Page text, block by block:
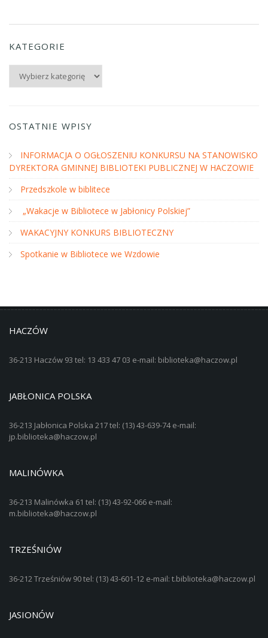
KATEGORIE
Kategorie
OSTATNIE WPISY
INFORMACJA O OGŁOSZENIU KONKURSU NA STANOWISKO
DYREKTORA GMINNEJ BIBLIOTEKI PUBLICZNEJ W HACZOWIE
Przedszkole w biblitece
„Wakacje w Bibliotece w Jabłonicy Polskiej”
WAKACYJNY KONKURS BIBLIOTECZNY
Spotkanie w Bibliotece we Wzdowie
HACZÓW
36-213 Haczów 93 tel: 13 433 47 03 e-mail: biblioteka@haczow.pl
JABŁONICA POLSKA
36-213 Jabłonica Polska 217 tel: (13) 43-639-74 e-mail:
jp.biblioteka@haczow.pl
MALINÓWKA
36-213 Malinówka 61 tel: (13) 43-92-066 e-mail:
m.biblioteka@haczow.pl
TRZEŚNIÓW
36-212 Trześniów 90 tel: (13) 43-601-12 e-mail: t.biblioteka@haczow.pl
JASIONÓW